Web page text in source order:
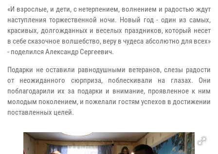
«И взрослые, и дети, с нетерпением, волнением и радостью ждут
наступления торжественной ночи. Новый год - один из самых,
красивых, долгожданных и веселых праздников, который несет
в себе сказочное волшебство, веру в чудеса абсолютно для всех»
- поделился Александр Сергеевич.
Подарки не оставили равнодушными ветеранов, слезы радости
от неожиданного сюрприза, поблескивали на глазах. Они
поблагодарили их за подарки и внимание, проявленное к ним
молодым поколением, и пожелали гостям успехов в достижении
поставленных целей.